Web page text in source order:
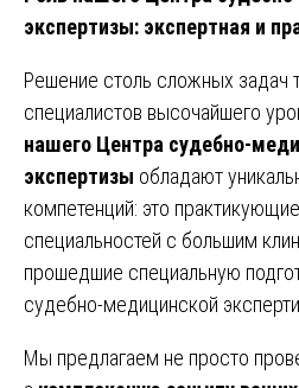
экспертизы: экспертная и
Решение столь сложных задач
специалистов высочайшего
нашего Центра судебно-
экспертизы обладают
компетенций: это
специальностей с большим
прошедшие специальную
судебно-медицинской
Мы предлагаем не просто